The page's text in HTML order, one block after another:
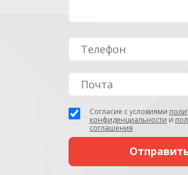
Согласие с условиями
конфиденциальности и
соглашения